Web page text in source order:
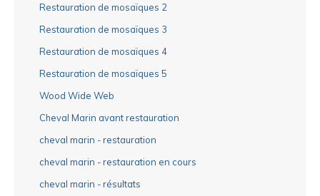
Restauration de mosaïques 2
Restauration de mosaïques 3
Restauration de mosaïques 4
Restauration de mosaïques 5
Wood Wide Web
Cheval Marin avant restauration
cheval marin - restauration
cheval marin - restauration en cours
cheval marin - résultats